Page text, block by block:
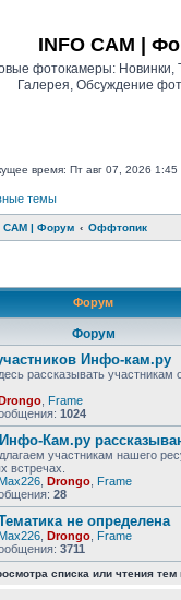
INFO CAM |
фотокамеры: Новинки,
Галерея, Обсуждение
время: Пт авг 07, 2026 1:45
темы
CAM | Форум Оффтопик
Форум
Форум
Инфо-кам.ру
рассказывать участникам
Frame
1024
Кам.ру
участникам нашего
встречах.
Max226 Drongo Frame
28
не определена
Max226 Drongo Frame
3711
списка или чтения